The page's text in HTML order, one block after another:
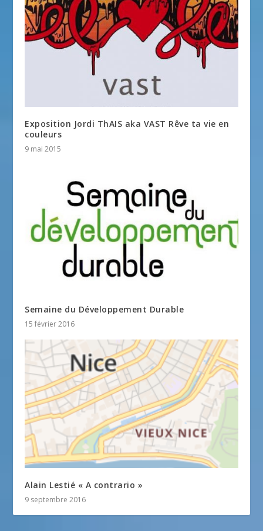
Exposition Jordi ThAIS aka VAST Rêve ta vie en
couleurs
9 mai 2015
Semaine du Développement Durable
15 février 2016
Alain Lestié « A contrario »
9 septembre 2016